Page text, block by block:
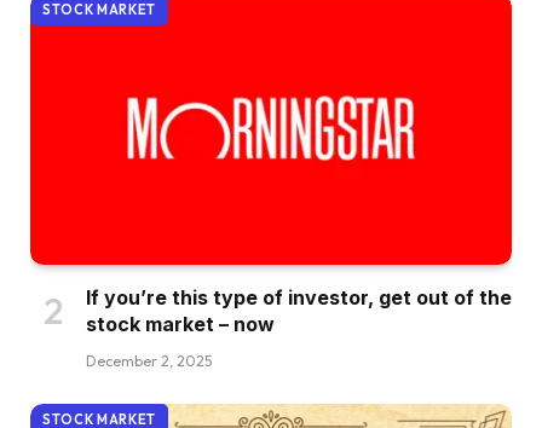
STOCK MARKET
If you’re this type of investor, get out of the
stock market – now
December 2, 2025
STOCK MARKET